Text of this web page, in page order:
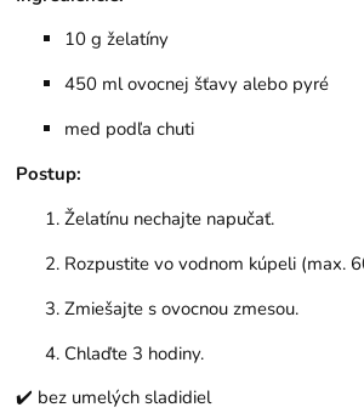
10 g želatíny
450 ml ovocnej šťavy alebo pyré
med podľa chuti
Postup:
Želatínu nechajte napučať.
Rozpustite vo vodnom kúpeli (max.
Zmiešajte s ovocnou zmesou.
Chlaďte 3 hodiny.
✔️ bez umelých sladidiel